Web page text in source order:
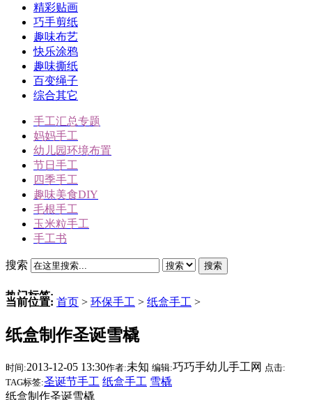
精彩贴画
巧手剪纸
趣味布艺
快乐涂鸦
趣味撕纸
百变绳子
综合其它
手工汇总专题
妈妈手工
幼儿园环境布置
节日手工
四季手工
趣味美食DIY
毛根手工
玉米粒手工
手工书
搜索 搜索
热门标签:
三角插折纸
雪人
动物手工
圣诞节手工
当前位置: 首页 > 环保手工 > 纸盒手工 >
纸盒制作圣诞雪橇
时间:2013-12-05 13:30作者:未知 编辑:巧巧手幼儿手工网 点击:
TAG标签:圣诞节手工 纸盒手工 雪橇
纸盒制作圣诞雪橇